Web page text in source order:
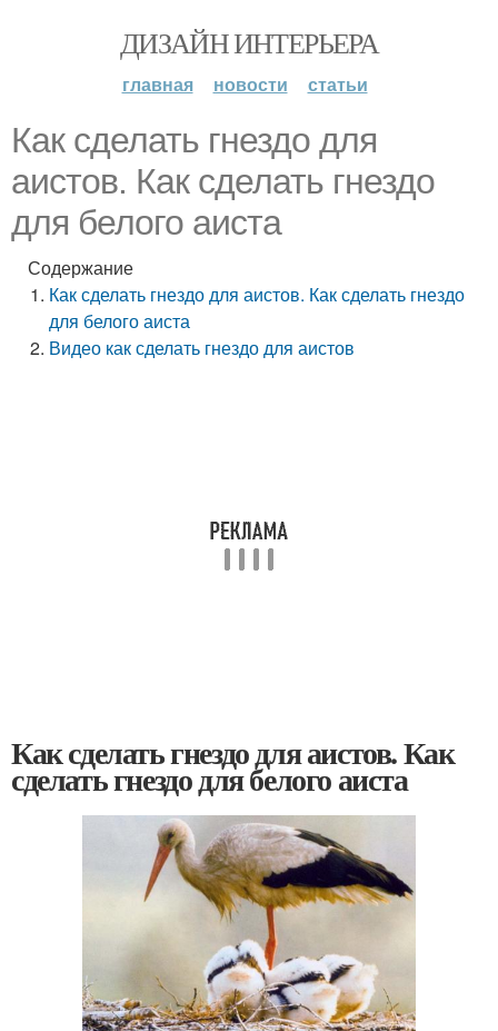
ДИЗАЙН ИНТЕРЬЕРА
главная новости статьи
Как сделать гнездо для
аистов. Как сделать гнездо
для белого аиста
Содержание
Как сделать гнездо для аистов. Как сделать гнездо
для белого аиста
Видео как сделать гнездо для аистов
Как сделать гнездо для аистов. Как
сделать гнездо для белого аиста